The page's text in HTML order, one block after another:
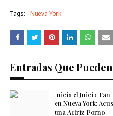
Tags: Nueva York
Entradas Que
Inicia el Juicio Tan
en Nueva York:
una Actriz Porno